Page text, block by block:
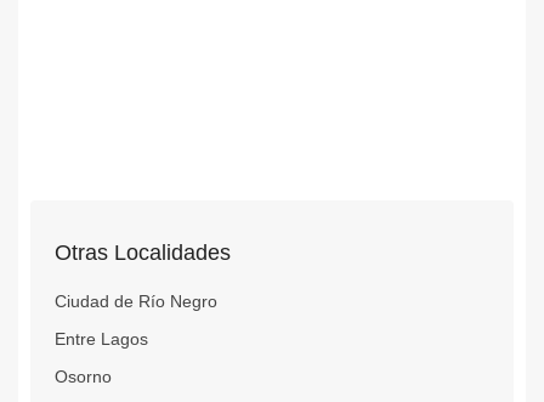
Otras Localidades
Ciudad de Río Negro
Entre Lagos
Osorno